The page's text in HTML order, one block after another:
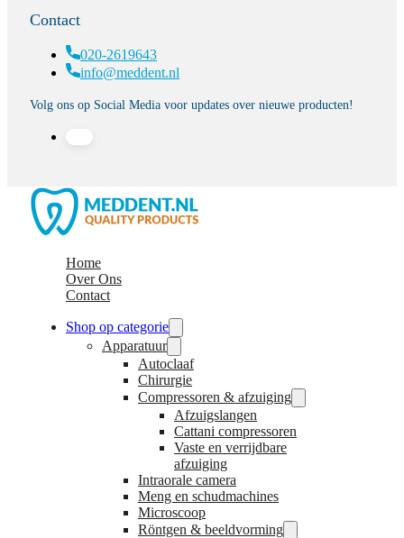
Contact
020-2619643
info@meddent.nl
Volg ons op Social Media voor updates over nieuwe producten!
Home
Over Ons
Contact
Shop op categorie
Apparatuur
Autoclaaf
Chirurgie
Compressoren & afzuiging
Afzuigslangen
Cattani compressoren
Vaste en verrijdbare
afzuiging
Intraorale camera
Meng en schudmachines
Microscoop
Röntgen & beeldvorming